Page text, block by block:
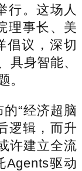
行。这场人
理事长、美
倡议，深切
具身智能、
。
“经济超脑
逻辑，而升
许建立全流
Agents驱动